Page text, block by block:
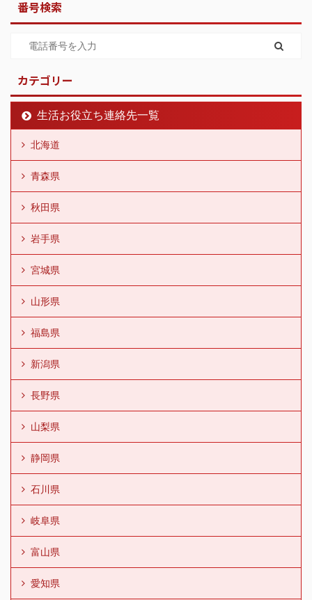
番号検索
カテゴリー
生活お役立ち連絡先一覧
北海道
青森県
秋田県
岩手県
宮城県
山形県
福島県
新潟県
長野県
山梨県
静岡県
石川県
岐阜県
富山県
愛知県